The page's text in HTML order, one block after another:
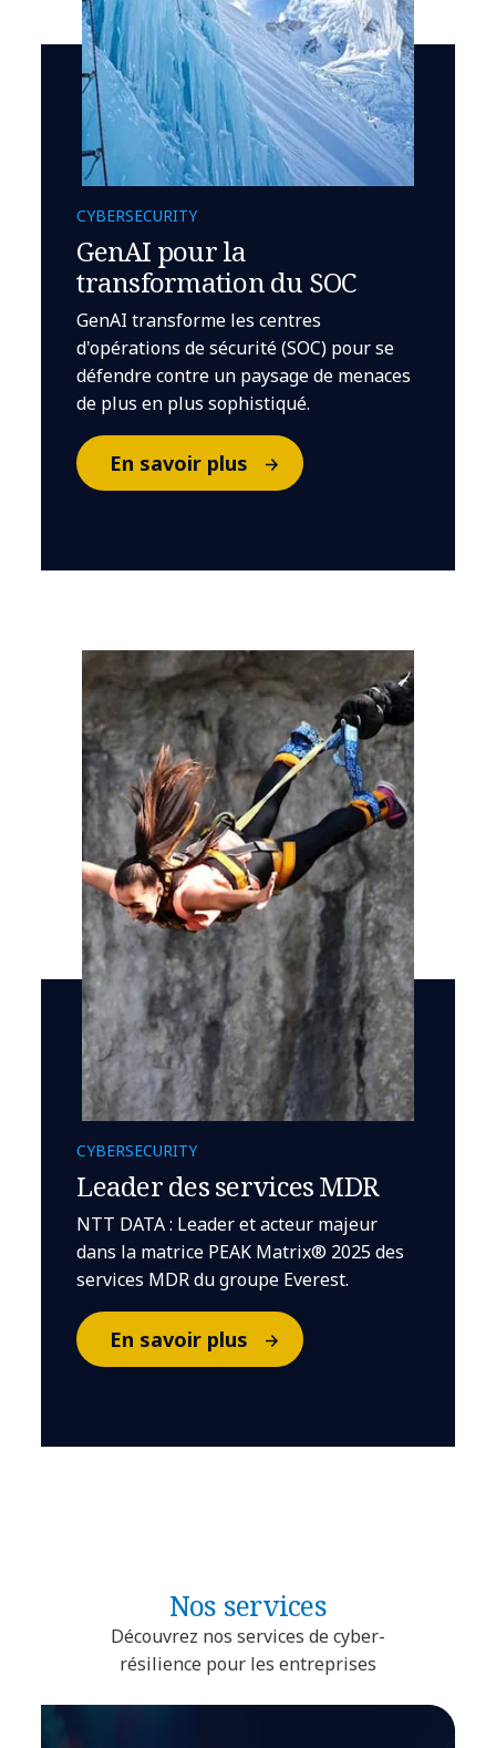
CYBERSECURITY
GenAI pour la
transformation du SOC
GenAI transforme les centres
d'opérations de sécurité (SOC) pour se
défendre contre un paysage de menaces
de plus en plus sophistiqué.
En savoir plus
CYBERSECURITY
Leader des services MDR
NTT DATA : Leader et acteur majeur
dans la matrice PEAK Matrix® 2025 des
services MDR du groupe Everest.
En savoir plus
Nos services
Découvrez nos services de cyber-
résilience pour les entreprises